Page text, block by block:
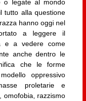
o legate al mondo
tutto alla questione
hanno oggi nel
a leggere il
e a vedere come
anche dentro le
che le forme
oppressivo
proletarie e
omofobia, razzismo